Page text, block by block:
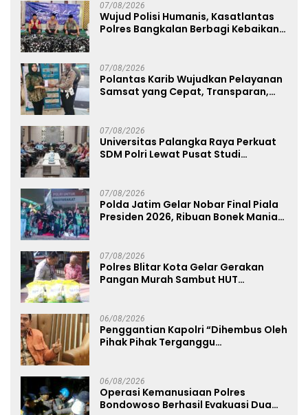
07/08/2026
Wujud Polisi Humanis, Kasatlantas
Polres Bangkalan Berbagi Kebaikan
07/08/2026
Polantas Karib Wujudkan Pelayanan
Samsat yang Cepat, Transparan,
07/08/2026
Universitas Palangka Raya Perkuat
SDM Polri Lewat Pusat Studi
07/08/2026
Polda Jatim Gelar Nobar Final Piala
Presiden 2026, Ribuan Bonek Mania
07/08/2026
Polres Blitar Kota Gelar Gerakan
Pangan Murah Sambut HUT
06/08/2026
Penggantian Kapolri “Dihembus Oleh
Pihak Pihak Terganggu
06/08/2026
Operasi Kemanusiaan Polres
Bondowoso Berhasil Evakuasi Dua